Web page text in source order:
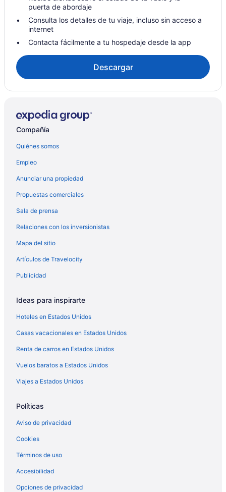
puerta de abordaje
Consulta los detalles de tu viaje, incluso sin acceso a
internet
Contacta fácilmente a tu hospedaje desde la app
Descargar
Compañía
Quiénes somos
Empleo
Anunciar una propiedad
Propuestas comerciales
Sala de prensa
Relaciones con los inversionistas
Mapa del sitio
Artículos de Travelocity
Publicidad
Ideas para inspirarte
Hoteles en Estados Unidos
Casas vacacionales en Estados Unidos
Renta de carros en Estados Unidos
Vuelos baratos a Estados Unidos
Viajes a Estados Unidos
Políticas
Aviso de privacidad
Cookies
Términos de uso
Accesibilidad
Opciones de privacidad